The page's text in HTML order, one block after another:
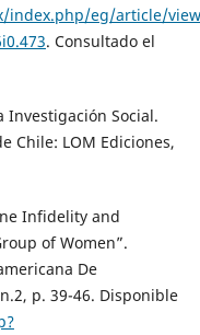
index.php/eg/article/
. Consultado el
Investigación Social.
Chile: LOM Ediciones,
Infidelity and
of Women”.
De
p. 39-46. Disponible